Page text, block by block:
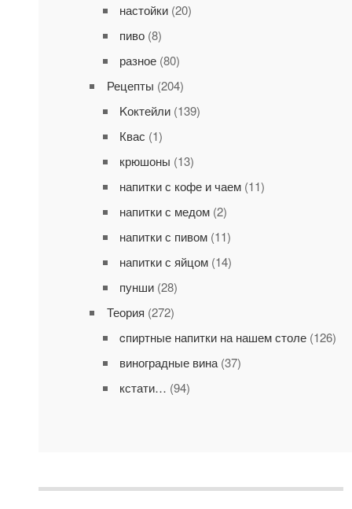
настойки(20)
пиво(8)
разное(80)
Рецепты (204)
Kоктейли(139)
Квас (1)
крюшоны (13)
напитки с кофе и чаем(11)
напитки с медом(2)
напитки с пивом(11)
напитки с яйцом(14)
пунши(28)
Теория (272)
cпиртные напитки на нашем столе(126)
виноградные вина(37)
кстати… (94)